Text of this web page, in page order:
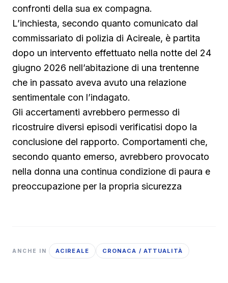
confronti della sua ex compagna.
L’inchiesta, secondo quanto comunicato dal
commissariato di polizia di Acireale, è partita
dopo un intervento effettuato nella notte del 24
giugno 2026 nell’abitazione di una trentenne
che in passato aveva avuto una relazione
sentimentale con l’indagato.
Gli accertamenti avrebbero permesso di
ricostruire diversi episodi verificatisi dopo la
conclusione del rapporto. Comportamenti che,
secondo quanto emerso, avrebbero provocato
nella donna una continua condizione di paura e
preoccupazione per la propria sicurezza
ANCHE IN ACIREALE CRONACA / ATTUALITÀ